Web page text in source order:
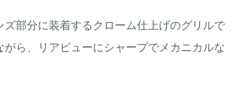
ズ部分に装着するクローム仕上げのグリルで
ら、リアビューにシャープでメカニカルな